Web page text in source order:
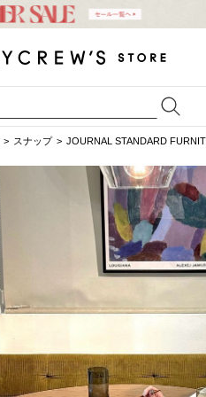
スナップ JOURNAL STANDARD